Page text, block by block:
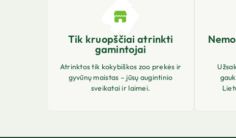
Tik kruopščiai atrinkti
gamintojai
Atrinktos tik kokybiškos zoo prekės ir
gyvūnų maistas – jūsų augintinio
sveikatai ir laimei.